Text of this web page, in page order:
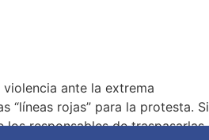
ante la extrema
“líneas rojas” para la protesta. Si
responsables de traspasarlas.